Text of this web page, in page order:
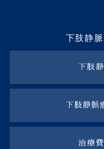
下肢静
下肢
下肢静脈
治療